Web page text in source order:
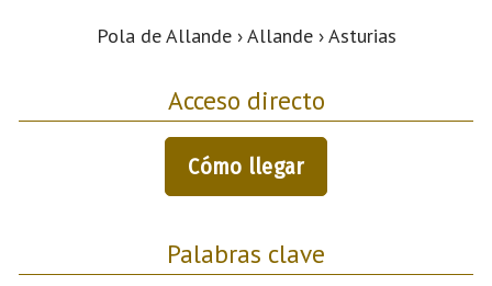
Pola de Allande › Allande › Asturias
Acceso directo
Cómo llegar
Palabras clave